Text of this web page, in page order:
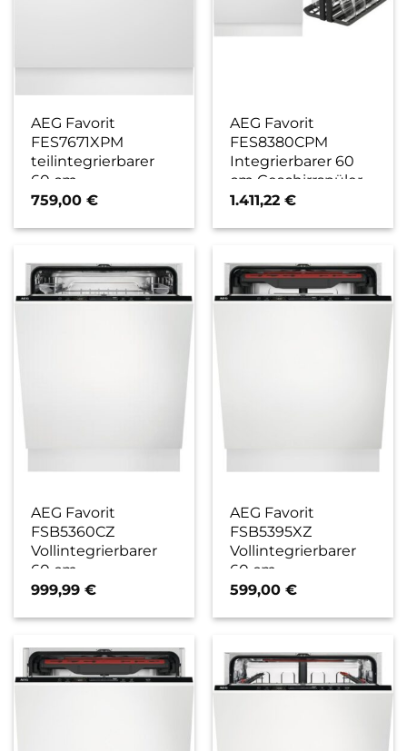
AEG Favorit
FES7671XPM
teilintegrierbarer
60 cm
Geschirrspüler
/ A
759,00€
AEG Favorit
FES8380CPM
Integrierbarer 60
cm Geschirrspüler
Set bestehend aus
A9SZGB01 edels
1.411,22€
AEG Favorit
FSB5360CZ
Vollintegrierbarer
60 cm
Geschirrspüler / D
999,99€
AEG Favorit
FSB5395XZ
Vollintegrierbarer
60 cm
Geschirrspüler
599,00€